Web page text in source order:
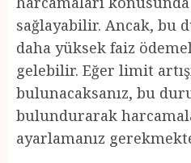
sağlayabilir. Ancak, bu
daha yüksek faiz
gelebilir. Eğer limit
bulunacaksanız, bu
bulundurarak
ayarlamanız